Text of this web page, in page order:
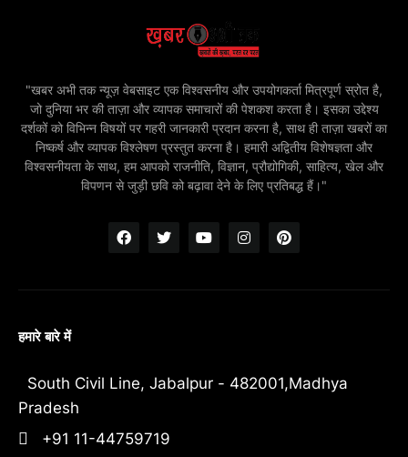
"खबर अभी तक न्यूज़ वेबसाइट एक विश्वसनीय और उपयोगकर्ता मित्रपूर्ण स्रोत है,
जो दुनिया भर की ताज़ा और व्यापक समाचारों की पेशकश करता है। इसका उद्देश्य
दर्शकों को विभिन्न विषयों पर गहरी जानकारी प्रदान करना है, साथ ही ताज़ा खबरों का
निष्कर्ष और व्यापक विश्लेषण प्रस्तुत करना है। हमारी अद्वितीय विशेषज्ञता और
विश्वसनीयता के साथ, हम आपको राजनीति, विज्ञान, प्रौद्योगिकी, साहित्य, खेल और
विपणन से जुड़ी छवि को बढ़ावा देने के लिए प्रतिबद्ध हैं।"
हमारे बारे में
South Civil Line, Jabalpur - 482001,Madhya
Pradesh
+91 11-44759719